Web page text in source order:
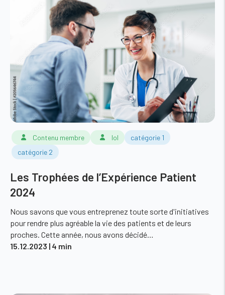
Contenu membre lol
catégorie 1
catégorie 2
Les Trophées de l’Expérience Patient
2024
Nous savons que vous entreprenez toute sorte d'initiatives
pour rendre plus agréable la vie des patients et de leurs
proches. Cette année, nous avons décidé…
15.12.2023 | 4 min